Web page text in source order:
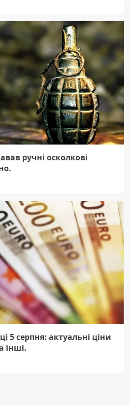
ручні осколкові
5 серпня: актуальні ціни
інші.